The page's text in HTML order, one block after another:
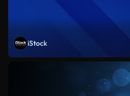
iStock